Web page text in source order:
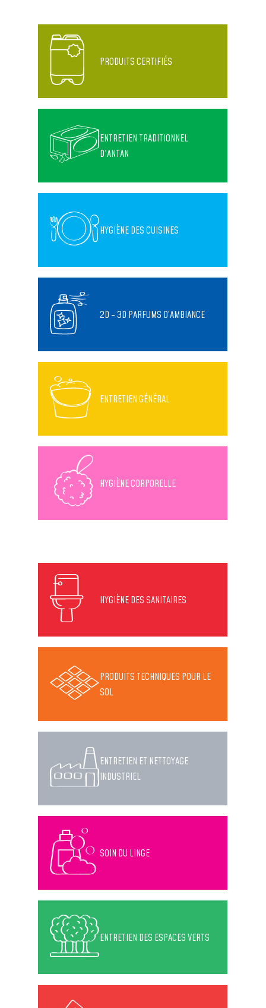
PRODUITS CERTIFIÉS
ENTRETIEN TRADITIONNEL
D'ANTAN
HYGIÈNE DES CUISINES
2D - 3D PARFUMS D’AMBIANCE
ENTRETIEN GÉNÉRAL
HYGIÈNE CORPORELLE
HYGIÈNE DES SANITAIRES
PRODUITS TECHNIQUES POUR LE
SOL
ENTRETIEN ET NETTOYAGE
INDUSTRIEL
SOIN DU LINGE
ENTRETIEN DES ESPACES VERTS